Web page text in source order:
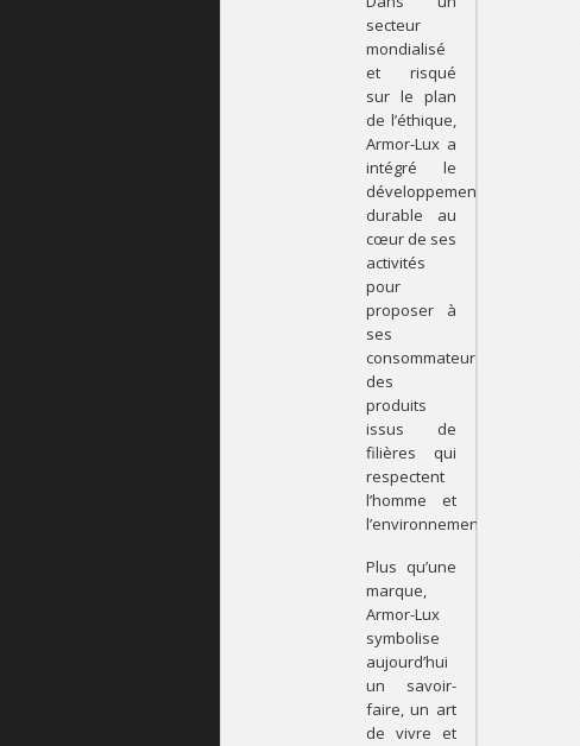
secteur
mondialisé
et risqué
sur le plan
de l’éthique,
Armor-Lux a
intégré le
développement
durable au
cœur de ses
activités
pour
proposer à
ses
consommateurs
des
produits
issus de
filières qui
respectent
l’homme et
l’environnement.
Plus qu’une
marque,
Armor-Lux
symbolise
aujourd’hui
un savoir-
faire, un art
de vivre et